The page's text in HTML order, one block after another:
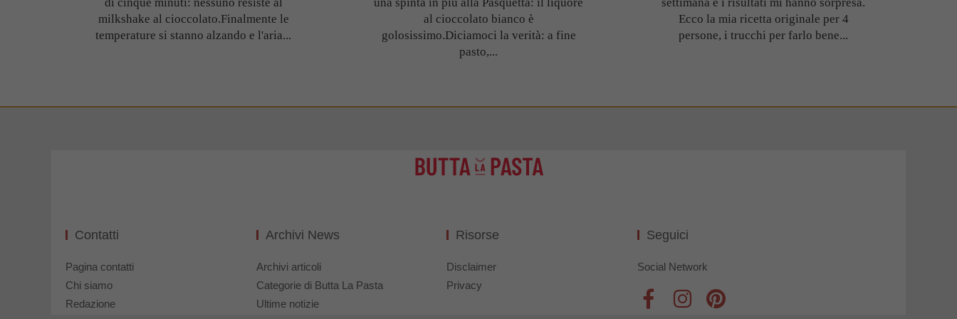
milkshake al cioccolato.Finalmente le
temperature si stanno alzando e l'aria...
al cioccolato bianco è
golosissimo.Diciamoci la verità: a fine
pasto,...
Ecco la mia ricetta originale per 4
persone, i trucchi per farlo bene...
Contatti
Pagina contatti
Chi siamo
Redazione
Archivi News
Archivi articoli
Categorie di Butta La Pasta
Ultime notizie
Risorse
Disclaimer
Privacy
Seguici
Social Network